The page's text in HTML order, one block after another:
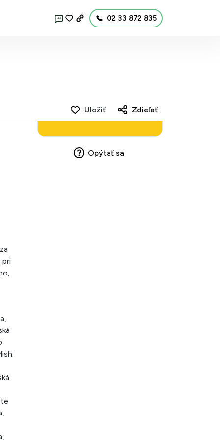
AI 02 33 872 835
pri
Uložiť Zdieľať
Opýtať sa